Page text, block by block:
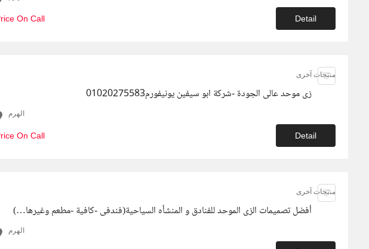
On Call Detail
منتجات آخرى
زى موحد عالى الجودة -شركة ابو سيفين يونيفورم01020275583
الهرم
On Call Detail
منتجات آخرى
أفضل تصميمات الزى الموحد للفنادق و المنشأه السياحية(فندفى -كافية -مطعم وغيرها…)
الهرم